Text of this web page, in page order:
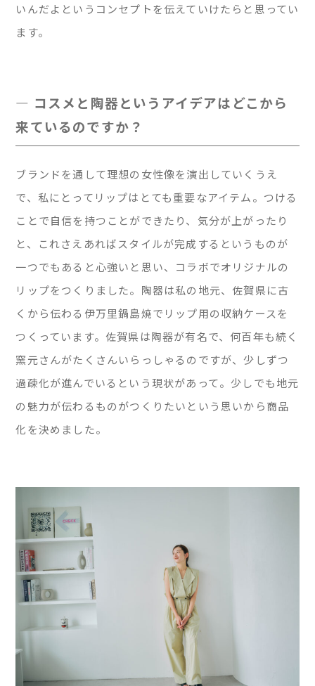
いんだよというコンセプトを伝えていけたらと思ってい
ます。
— コスメと陶器というアイデアはどこから
来ているのですか？
ブランドを通して理想の女性像を演出していくうえ
で、私にとってリップはとても重要なアイテム。つける
ことで自信を持つことができたり、気分が上がったり
と、これさえあればスタイルが完成するというものが
一つでもあると心強いと思い、コラボでオリジナルの
リップをつくりました。陶器は私の地元、佐賀県に古
くから伝わる伊万里鍋島焼でリップ用の収納ケースを
つくっています。佐賀県は陶器が有名で、何百年も続く
窯元さんがたくさんいらっしゃるのですが、少しずつ
過疎化が進んでいるという現状があって。少しでも地元
の魅力が伝わるものがつくりたいという思いから商品
化を決めました。